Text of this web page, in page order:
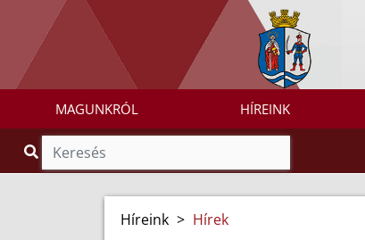
MAGUNKRÓL HÍREINK
Híreink > Hírek